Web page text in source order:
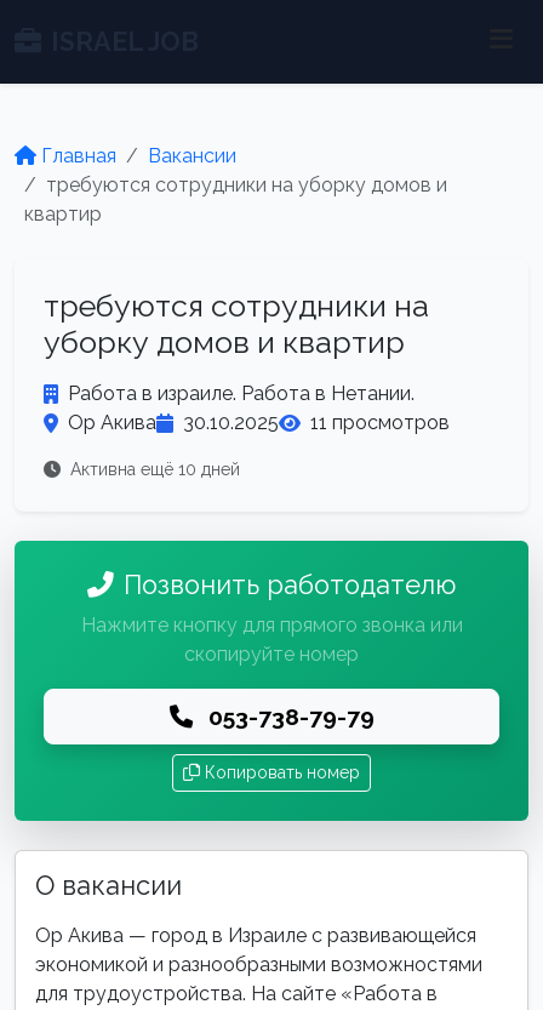
Главная
Вакансии
требуются сотрудники на уборку домов и
квартир
требуются сотрудники на
уборку домов и квартир
Работа в израиле. Работа в Нетании.
Ор Акива
30.10.2025 11 просмотров
Активна ещё 10 дней
Позвонить работодателю
Нажмите кнопку для прямого звонка или
скопируйте номер
053-738-79-79
Копировать номер
О вакансии
Ор Акива — город в Израиле с развивающейся
экономикой и разнообразными возможностями
для трудоустройства. На сайте «Работа в